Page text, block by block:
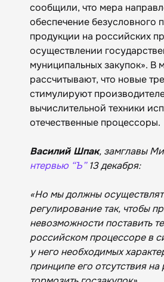
сообщили, что мера
обеспечение безусловного
продукции на российских
осуществлении
муниципальных закупок». В
рассчитывают, что новые
стимулируют
вычислительной техники
отечественные процессоры.
Василий Шпак, замглавы
нтервью “Ъ”13 декабря:
«Но мы должны
регулирование так, чтобы
невозможности поставить
российском процессоре в
у него необходимых
принципе его отсутствия на